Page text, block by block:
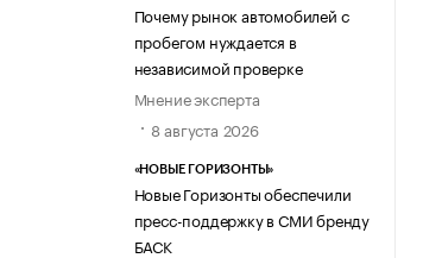
Почему рынок автомобилей с
пробегом нуждается в
независимой проверке
Мнение эксперта
8 августа 2026
«НОВЫЕ ГОРИЗОНТЫ»
Новые Горизонты обеспечили
пресс-поддержку в СМИ бренду
БАСК